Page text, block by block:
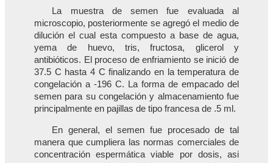
La muestra de semen fue evaluada al
microscopio, posteriormente se agregó el medio de
dilución el cual esta compuesto a base de agua,
yema de huevo, tris, fructosa, glicerol y
antibióticos. El proceso de enfriamiento se inició de
37.5 C hasta 4 C finalizando en la temperatura de
congelación a -196 C. La forma de empacado del
semen para su congelación y almacenamiento fue
principalmente en pajillas de tipo francesa de .5 ml.
En general, el semen fue procesado de tal
manera que cumpliera las normas comerciales de
concentración espermática viable por dosis, asi